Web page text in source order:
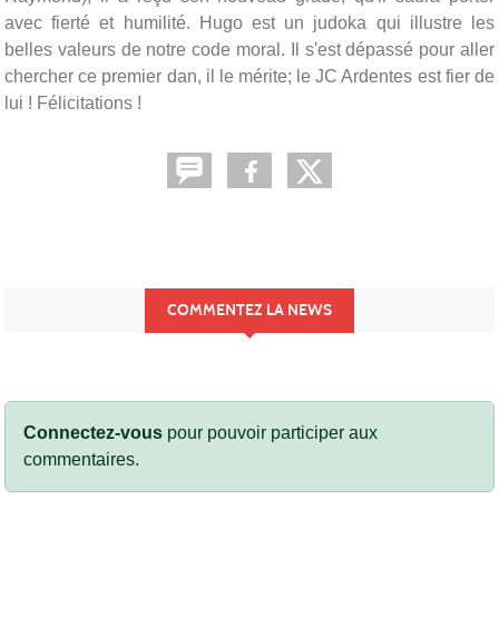
avec fierté et humilité. Hugo est un judoka qui illustre les
belles valeurs de notre code moral. Il s'est dépassé pour aller
chercher ce premier dan, il le mérite; le JC Ardentes est fier de
lui ! Félicitations !
COMMENTEZ LA NEWS
Connectez-vous pour pouvoir participer aux
commentaires.